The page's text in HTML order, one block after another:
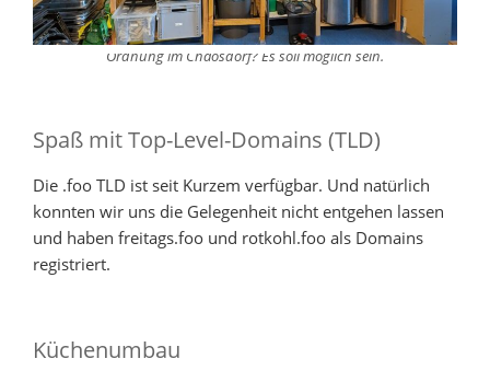
Ordnung im Chaosdorf? Es soll möglich sein.
Spaß mit Top-Level-Domains (TLD)
Die .foo TLD ist seit Kurzem verfügbar. Und natürlich
konnten wir uns die Gelegenheit nicht entgehen lassen
und haben freitags.foo und rotkohl.foo als Domains
registriert.
Küchenumbau